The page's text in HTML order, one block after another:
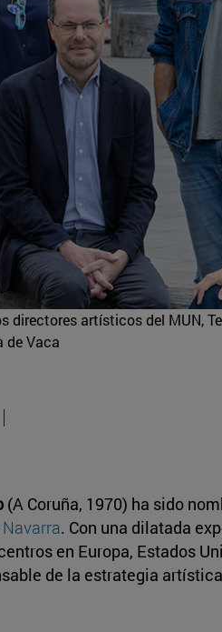
directores artísticos del MUN,
de Vaca
(A Coruña, 1970) ha sido
. Con una dilatada
en Europa, Estados
de la estrategia